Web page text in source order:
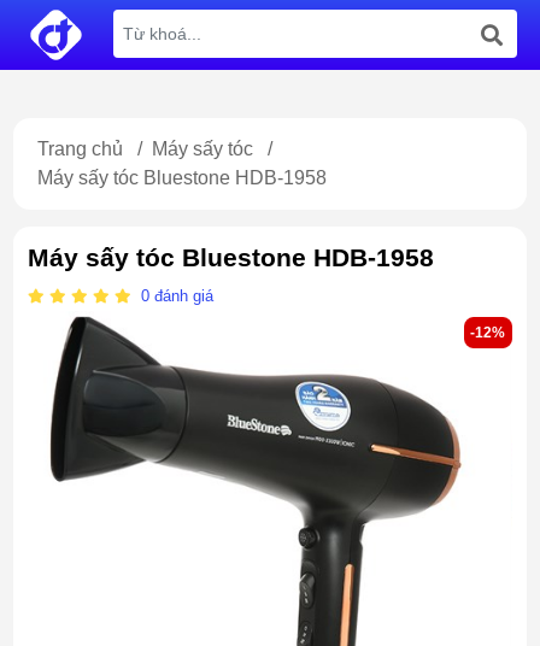
Trang chủ / Máy sấy tóc
/
Máy sấy tóc Bluestone HDB-1958
Máy sấy tóc Bluestone HDB-1958
0đánh giá
-12%